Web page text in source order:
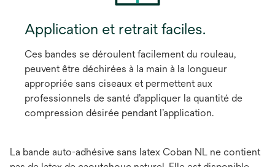
Application et retrait faciles.
Ces bandes se déroulent facilement du rouleau,
peuvent être déchirées à la main à la longueur
appropriée sans ciseaux et permettent aux
professionnels de santé d’appliquer la quantité de
compression désirée pendant l’application.
La bande auto-adhésive sans latex Coban NL ne contient